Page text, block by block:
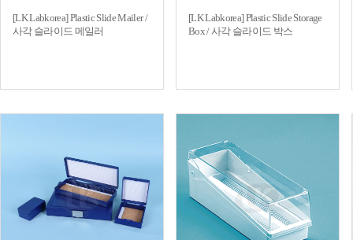
[LK Labkorea] Plastic Slide Mailer /
사각 슬라이드 메일러
[LK Labkorea] Plastic Slide Storage
Box / 사각 슬라이드 박스